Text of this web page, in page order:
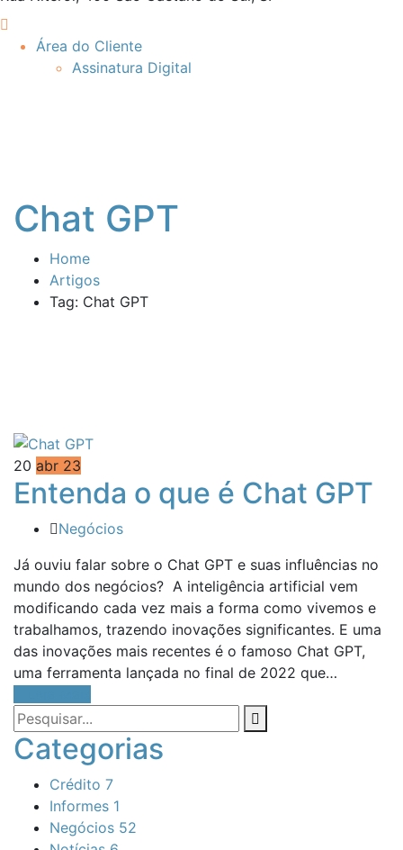
Área do Cliente
Assinatura Digital
Chat GPT
Home
Artigos
Tag: Chat GPT
20 abr 23
Entenda o que é Chat GPT
Negócios
Já ouviu falar sobre o Chat GPT e suas influências no
mundo dos negócios? A inteligência artificial vem
modificando cada vez mais a forma como vivemos e
trabalhamos, trazendo inovações significantes. E uma
das inovações mais recentes é o famoso Chat GPT,
uma ferramenta lançada no final de 2022 que…
Categorias
Crédito 7
Informes 1
Negócios 52